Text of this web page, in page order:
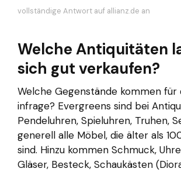
vollständige Antwort auf allianz.de an
Welche Antiquitäten
sich gut verkaufen?
Welche Gegenstände kommen für
infrage? Evergreens sind bei
Pendeluhren, Spieluhren, Truhen,
generell alle Möbel, die älter als
sind. Hinzu kommen Schmuck,
Gläser, Besteck, Schaukästen